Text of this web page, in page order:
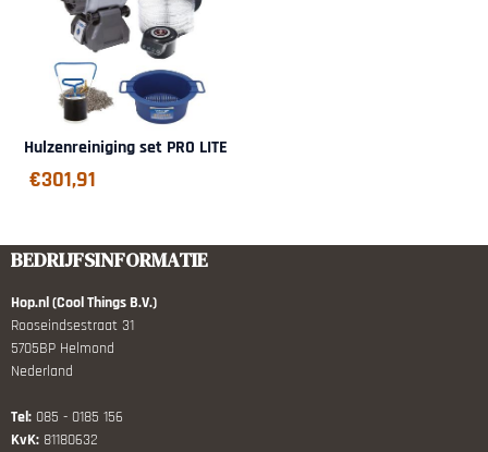
Hulzenreiniging set PRO LITE
€301,91
BEDRIJFSINFORMATIE
Hop.nl (Cool Things B.V.)
Rooseindsestraat 31
5705BP Helmond
Nederland
Tel: 085 - 0185 156
KvK: 81180632